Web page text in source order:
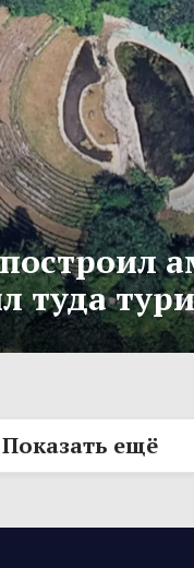
туда
Показать ещё